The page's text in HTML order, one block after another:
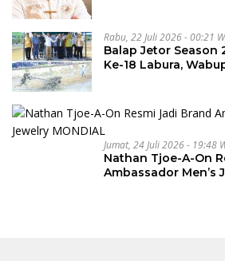
Rabu, 22 Juli 2026 - 00:21
Balap Jetor Season
Ke-18 Labura,
Jumat, 24 Juli 2026 - 19:48
Nathan Tjoe-A-On
Ambassador Men’s